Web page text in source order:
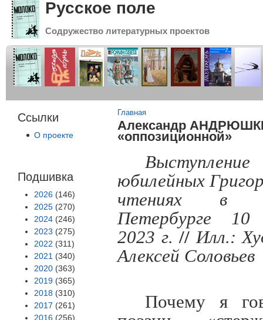
Русское поле
Содружество литературных проектов
Ссылки
О проекте
Подшивка
2026 (146)
2025 (270)
2024 (246)
2023 (275)
2022 (311)
2021 (340)
2020 (363)
2019 (365)
2018 (310)
2017 (261)
2016 (256)
Вы здесь
Главная
Александр
«оппозиционной»
юбилейных
чтениях в
Петербурге 10
2023 г. //Илл.:
Алексей Соловьев
Почему я